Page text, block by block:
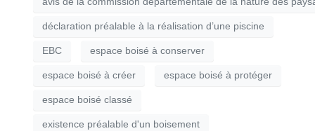
déclaration préalable à la réalisation d’une piscine
EBC espace boisé à conserver
espace boisé à créer espace boisé à protéger
espace boisé classé
existence préalable d'un boisement